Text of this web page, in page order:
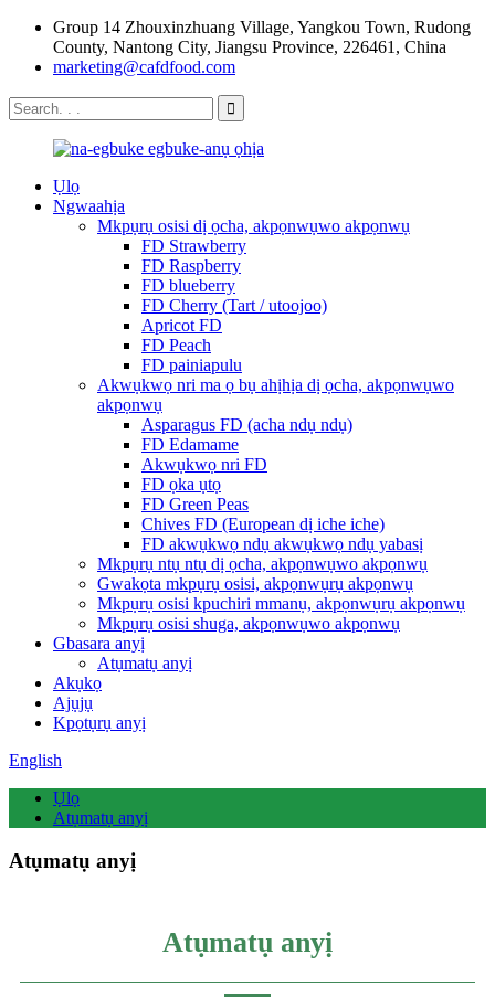
Group 14 Zhouxinzhuang Village, Yangkou Town, Rudong
County, Nantong City, Jiangsu Province, 226461, China
marketing@cafdfood.com
Ụlọ
Ngwaahịa
Mkpụrụ osisi dị ọcha, akpọnwụwo akpọnwụ
FD Strawberry
FD Raspberry
FD blueberry
FD Cherry (Tart / utoojoo)
Apricot FD
FD Peach
FD painiapulu
Akwụkwọ nri ma ọ bụ ahịhịa dị ọcha, akpọnwụwo
akpọnwụ
Asparagus FD (acha ndụ ndụ)
FD Edamame
Akwụkwọ nri FD
FD ọka ụtọ
FD Green Peas
Chives FD (European dị iche iche)
FD akwụkwọ ndụ akwụkwọ ndụ yabasị
Mkpụrụ ntụ ntụ dị ọcha, akpọnwụwo akpọnwụ
Gwakọta mkpụrụ osisi, akpọnwụrụ akpọnwụ
Mkpụrụ osisi kpuchiri mmanụ, akpọnwụrụ akpọnwụ
Mkpụrụ osisi shuga, akpọnwụwo akpọnwụ
Gbasara anyị
Atụmatụ anyị
Akụkọ
Ajụjụ
Kpọtụrụ anyị
English
Ụlọ
Atụmatụ anyị
Atụmatụ anyị
Atụmatụ anyị